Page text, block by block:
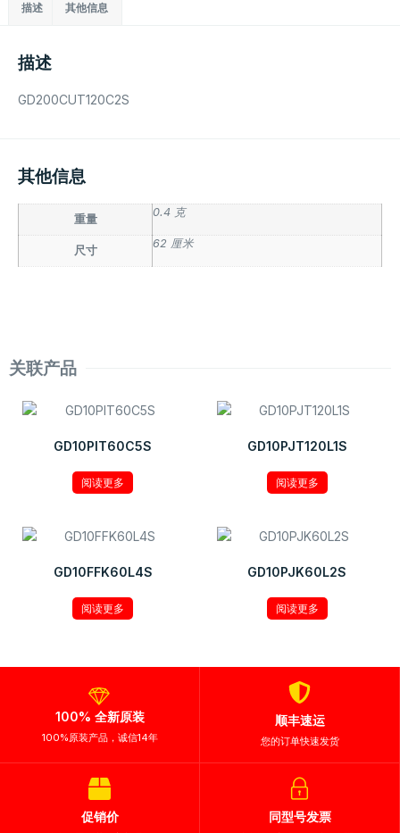
描述 其他信息
描述
GD200CUT120C2S
其他信息
重量
0.4 克
尺寸
62 厘米
关联产品
GD10PIT60C5S
阅读更多
GD10PJT120L1S
阅读更多
GD10FFK60L4S
阅读更多
GD10PJK60L2S
阅读更多
100% 全新原装
100%原装产品，诚信14年
顺丰速运
您的订单快速发货
促销价 同型号发票